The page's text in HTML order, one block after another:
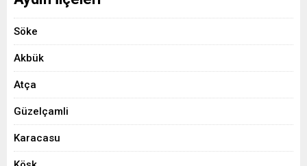
Söke
Akbük
Atça
Güzelçamli
Karacasu